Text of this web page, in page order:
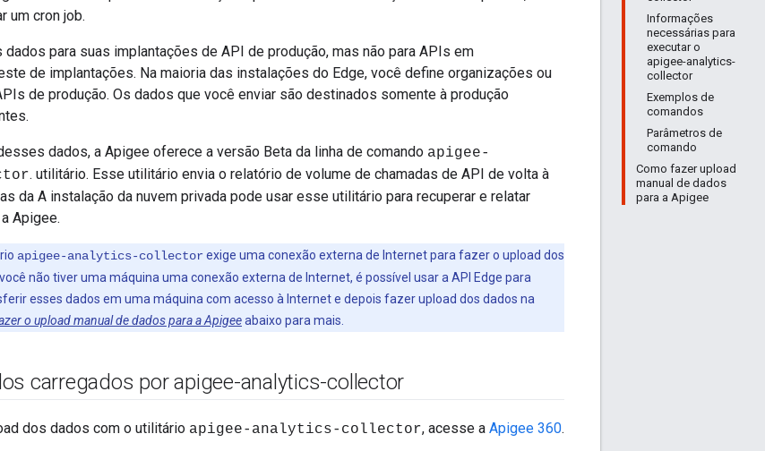
Informações
necessárias para
executar o
apigee-analytics-
collector
Exemplos de
comandos
Parâmetros de
comando
Como fazer upload
manual de dados
para a Apigee
um cron job.
para suas implantações de API de produção, mas não para APIs em
de implantações. Na maioria das instalações do Edge, você define organizações ou
de produção. Os dados que você enviar são destinados somente à produção
dados, a Apigee oferece a versão Beta da linha de comando apigee-
. utilitário. Esse utilitário envia o relatório de volume de chamadas de API de volta à
da A instalação da nuvem privada pode usar esse utilitário para recuperar e relatar
Apigee.
apigee-analytics-collector exige uma conexão externa de Internet para fazer o upload dos
não tiver uma máquina uma conexão externa de Internet, é possível usar a API Edge para
esses dados em uma máquina com acesso à Internet e depois fazer upload dos dados na
o upload manual de dados para a Apigeeabaixo para mais.
carregados por apigee-analytics-collector
dos dados com o utilitário apigee-analytics-collector, acesse a Apigee 360.